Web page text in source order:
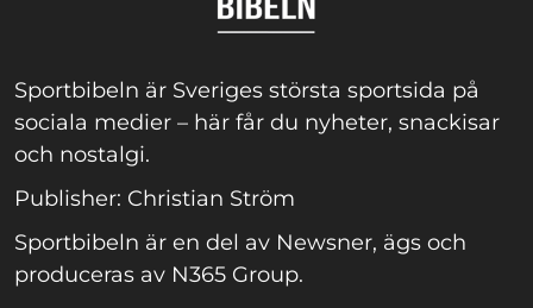
Sportbibeln är Sveriges största sportsida på
sociala medier – här får du nyheter, snackisar
och nostalgi.
Publisher: Christian Ström
Sportbibeln är en del av Newsner, ägs och
produceras av N365 Group.